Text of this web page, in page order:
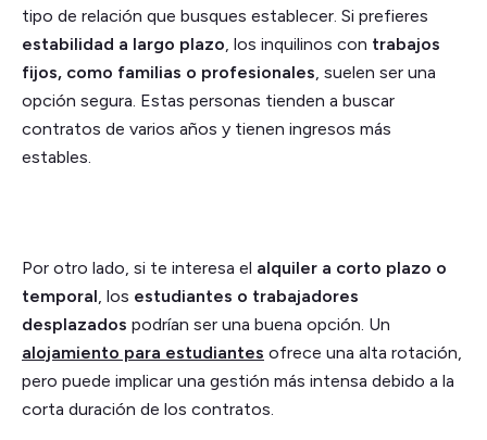
tipo de relación que busques establecer. Si prefieres
estabilidad a largo plazo, los inquilinos con trabajos
fijos, como familias o profesionales, suelen ser una
opción segura. Estas personas tienden a buscar
contratos de varios años y tienen ingresos más
estables.
Por otro lado, si te interesa el alquiler a corto plazo o
temporal, los estudiantes o trabajadores
desplazados podrían ser una buena opción. Un
alojamiento para estudiantes ofrece una alta rotación,
pero puede implicar una gestión más intensa debido a la
corta duración de los contratos.